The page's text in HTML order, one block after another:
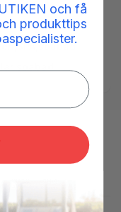
,SPA,spabad
och få
produkttips